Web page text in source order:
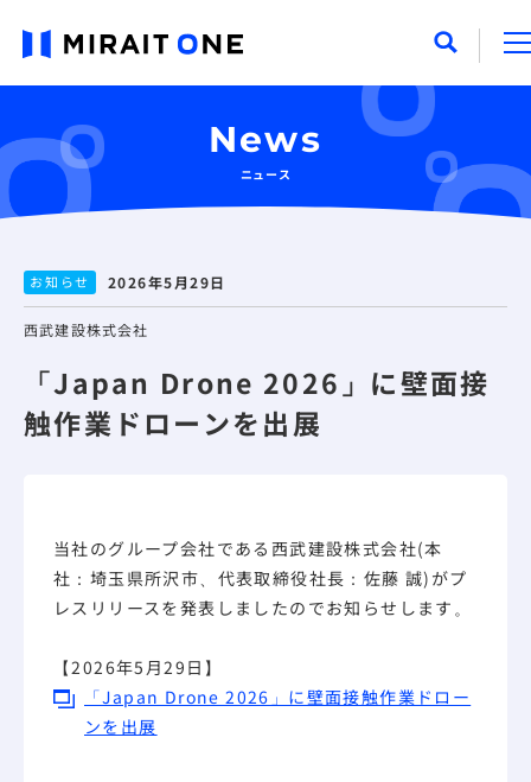
News
ニュース
お知らせ 2026年5月29日
西武建設株式会社
「Japan Drone 2026」に壁面接
触作業ドローンを出展
当社のグループ会社である西武建設株式会社(本
社：埼玉県所沢市、代表取締役社長：佐藤 誠)がプ
レスリリースを発表しましたのでお知らせします。
【2026年5月29日】
「Japan Drone 2026」に壁面接触作業ドロー
ンを出展